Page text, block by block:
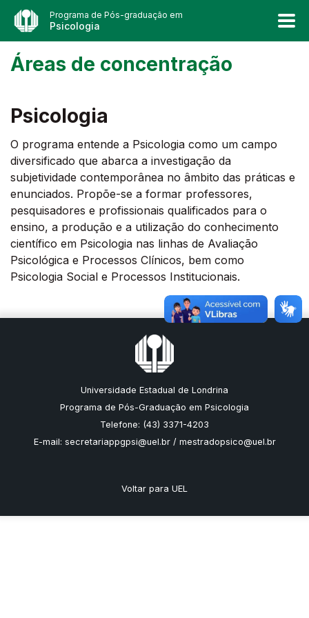
Programa de Pós-graduação em
Psicologia
Áreas de concentração
Psicologia
O programa entende a Psicologia como um campo
diversificado que abarca a investigação da
subjetividade contemporânea no âmbito das práticas e
enunciados. Propõe-se a formar professores,
pesquisadores e profissionais qualificados para o
ensino, a produção e a utilização do conhecimento
científico em Psicologia nas linhas de Avaliação
Psicológica e Processos Clínicos, bem como
Psicologia Social e Processos Institucionais.
Universidade Estadual de Londrina
Programa de Pós-Graduação em Psicologia
Telefone: (43) 3371-4203
E-mail: secretariappgpsi@uel.br / mestradopsico@uel.br
Voltar para UEL